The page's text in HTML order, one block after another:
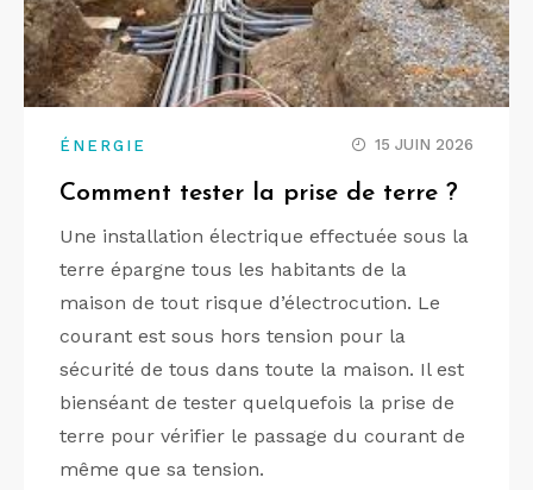
ÉNERGIE 15 JUIN 2026
Comment tester la prise de terre ?
Une installation électrique effectuée sous la
terre épargne tous les habitants de la
maison de tout risque d’électrocution. Le
courant est sous hors tension pour la
sécurité de tous dans toute la maison. Il est
bienséant de tester quelquefois la prise de
terre pour vérifier le passage du courant de
même que sa tension.